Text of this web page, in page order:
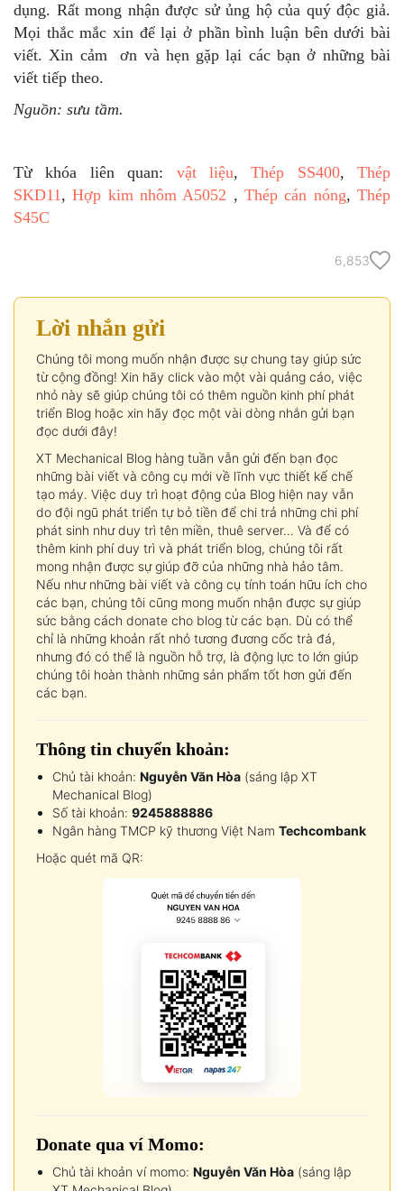
dụng. Rất mong nhận được sử ủng hộ của quý độc giả.
Mọi thắc mắc xin để lại ở phần bình luận bên dưới bài
viết. Xin cảm ơn và hẹn gặp lại các bạn ở những bài
viết tiếp theo.
Nguồn: sưu tầm.
Từ khóa liên quan: vật liệu,Thép SS400, Thép
SKD11,Hợp kim nhôm A5052 ,Thép cán nóng,Thép
S45C
6,853
Lời nhắn gửi
Chúng tôi mong muốn nhận được sự chung tay giúp sức
từ cộng đồng! Xin hãy click vào một vài quảng cáo, việc
nhỏ này sẽ giúp chúng tôi có thêm nguồn kinh phí phát
triển Blog hoặc xin hãy đọc một vài dòng nhắn gửi bạn
đọc dưới đây!
XT Mechanical Blog hàng tuần vẫn gửi đến bạn đọc
những bài viết và công cụ mới về lĩnh vực thiết kế chế
tạo máy. Việc duy trì hoạt động của Blog hiện nay vẫn
do đội ngũ phát triển tự bỏ tiền để chi trả những chi phí
phát sinh như duy trì tên miền, thuê server… Và để có
thêm kinh phí duy trì và phát triển blog, chúng tôi rất
mong nhận được sự giúp đỡ của những nhà hảo tâm.
Nếu như những bài viết và công cụ tính toán hữu ích cho
các bạn, chúng tôi cũng mong muốn nhận được sự giúp
sức bằng cách donate cho blog từ các bạn. Dù có thể
chỉ là những khoản rất nhỏ tương đương cốc trà đá,
nhưng đó có thể là nguồn hỗ trợ, là động lực to lớn giúp
chúng tôi hoàn thành những sản phẩm tốt hơn gửi đến
các bạn.
Thông tin chuyển khoản:
Chủ tài khoản: Nguyễn Văn Hòa (sáng lập XT
Mechanical Blog)
Số tài khoản: 9245888886
Ngân hàng TMCP kỹ thương Việt Nam Techcombank
Hoặc quét mã QR:
Donate qua ví Momo:
Chủ tài khoản ví momo: Nguyễn Văn Hòa (sáng lập